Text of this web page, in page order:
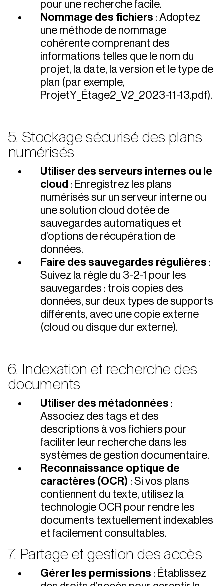
pour une recherche facile.
Nommage des fichiers : Adoptez
une méthode de nommage
cohérente comprenant des
informations telles que le nom du
projet, la date, la version et le type de
plan (par exemple,
ProjetY_Étage2_V2_2023-11-13.pdf).
5. Stockage sécurisé des plans
numérisés
Utiliser des serveurs internes ou le
cloud : Enregistrez les plans
numérisés sur un serveur interne ou
une solution cloud dotée de
sauvegardes automatiques et
d’options de récupération de
données.
Faire des sauvegardes régulières :
Suivez la règle du 3-2-1 pour les
sauvegardes : trois copies des
données, sur deux types de supports
différents, avec une copie externe
(cloud ou disque dur externe).
6. Indexation et recherche des
documents
Utiliser des métadonnées :
Associez des tags et des
descriptions à vos fichiers pour
faciliter leur recherche dans les
systèmes de gestion documentaire.
Reconnaissance optique de
caractères (OCR) : Si vos plans
contiennent du texte, utilisez la
technologie OCR pour rendre les
documents textuellement indexables
et facilement consultables.
7. Partage et gestion des accès
Gérer les permissions : Établissez